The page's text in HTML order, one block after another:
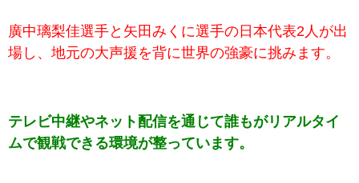
廣中璃梨佳選手と矢田みくに選手の日本代表2人が出
場し、地元の大声援を背に世界の強豪に挑みます。
テレビ中継やネット配信を通じて誰もがリアルタイ
ムで観戦できる環境が整っています。